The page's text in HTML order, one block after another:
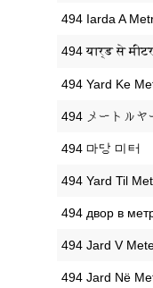
‎494 Iarda A
‎494 यार्ड से
‎494 Yard Ke
‎494 メートルヤ
‎494 마당 미터
‎494 Yard Til
‎494 двор в
‎494 Jard V
‎494 Jard Në